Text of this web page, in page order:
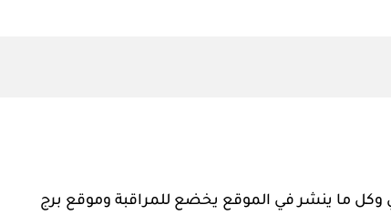
وكل ما ينشر في الموقع يخضع للمراقبة وموقع برج